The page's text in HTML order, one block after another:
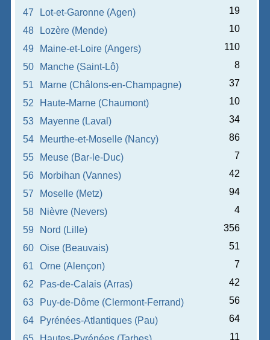
47
Lot-et-Garonne (Agen)
19
48
Lozère (Mende)
10
49
Maine-et-Loire (Angers)
110
50
Manche (Saint-Lô)
8
51
Marne (Châlons-en-Champagne)
37
52
Haute-Marne (Chaumont)
10
53
Mayenne (Laval)
34
54
Meurthe-et-Moselle (Nancy)
86
55
Meuse (Bar-le-Duc)
7
56
Morbihan (Vannes)
42
57
Moselle (Metz)
94
58
Nièvre (Nevers)
4
59
Nord (Lille)
356
60
Oise (Beauvais)
51
61
Orne (Alençon)
7
62
Pas-de-Calais (Arras)
42
63
Puy-de-Dôme (Clermont-Ferrand)
56
64
Pyrénées-Atlantiques (Pau)
64
11